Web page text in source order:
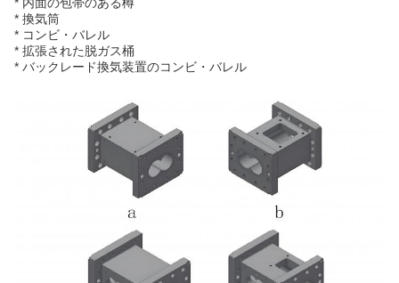
* 換気筒
* コンビ・バレル
* 拡張された脱ガス桶
* バックレード換気装置のコンビ・バレル